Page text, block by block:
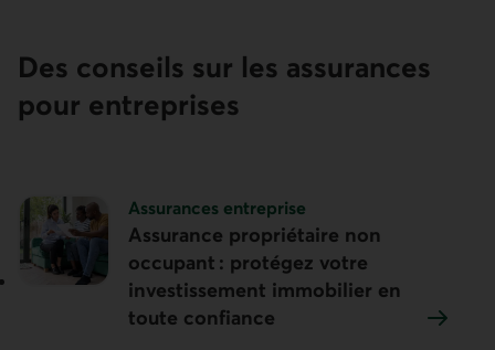
Des conseils sur les assurances
pour entreprises
Sujet :
Assurances entreprise
Assurance propriétaire non
occupant : protégez votre
investissement immobilier en
toute confiance